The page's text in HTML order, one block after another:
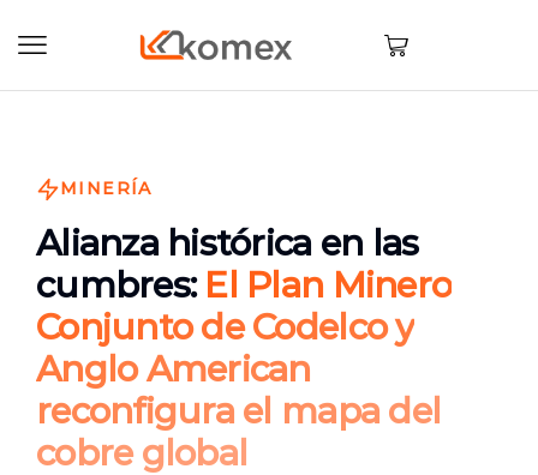
MINERÍA
Alianza histórica en las
cumbres: El Plan Minero
Conjunto de Codelco y
Anglo American
reconfigura el mapa del
cobre global